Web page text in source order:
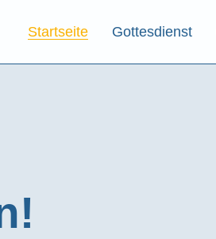
Startseite Gottesdienst